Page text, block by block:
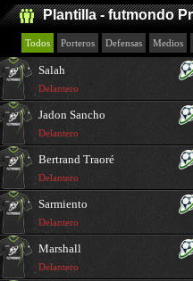
Todos Porteros Defensas Medios
Salah
Delantero
Jadon Sancho
Delantero
Bertrand Traoré
Delantero
Sarmiento
Delantero
Marshall
Delantero